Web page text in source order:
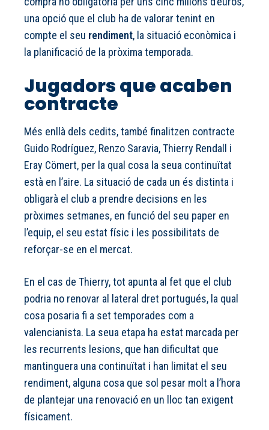
una opció que el club ha de valorar tenint en
compte el seu rendiment, la situació econòmica i
la planificació de la pròxima temporada.
Jugadors que acaben
contracte
Més enllà dels cedits, també finalitzen contracte
Guido Rodríguez, Renzo Saravia, Thierry Rendall i
Eray Cömert, per la qual cosa la seua continuïtat
està en l’aire. La situació de cada un és distinta i
obligarà el club a prendre decisions en les
pròximes setmanes, en funció del seu paper en
l’equip, el seu estat físic i les possibilitats de
reforçar-se en el mercat.
En el cas de Thierry, tot apunta al fet que el club
podria no renovar al lateral dret portugués, la qual
cosa posaria fi a set temporades com a
valencianista. La seua etapa ha estat marcada per
les recurrents lesions, que han dificultat que
mantinguera una continuïtat i han limitat el seu
rendiment, alguna cosa que sol pesar molt a l’hora
de plantejar una renovació en un lloc tan exigent
físicament.